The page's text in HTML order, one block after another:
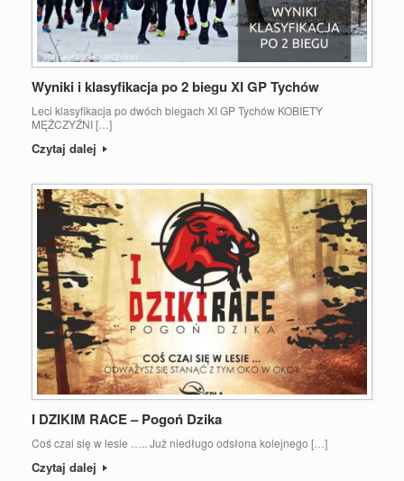
Wyniki i klasyfikacja po 2 biegu XI GP Tychów
Leci klasyfikacja po dwóch biegach XI GP Tychów KOBIETY
MĘŻCZYŹNI […]
Czytaj dalej
I DZIKIM RACE – Pogoń Dzika
Coś czai się w lesie ….. Już niedługo odsłona kolejnego […]
Czytaj dalej